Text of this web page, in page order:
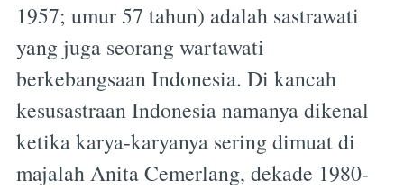
1957; umur 57 tahun) adalah sastrawati
yang juga seorang wartawati
berkebangsaan Indonesia. Di kancah
kesusastraan Indonesia namanya dikenal
ketika karya-karyanya sering dimuat di
majalah Anita Cemerlang, dekade 1980-